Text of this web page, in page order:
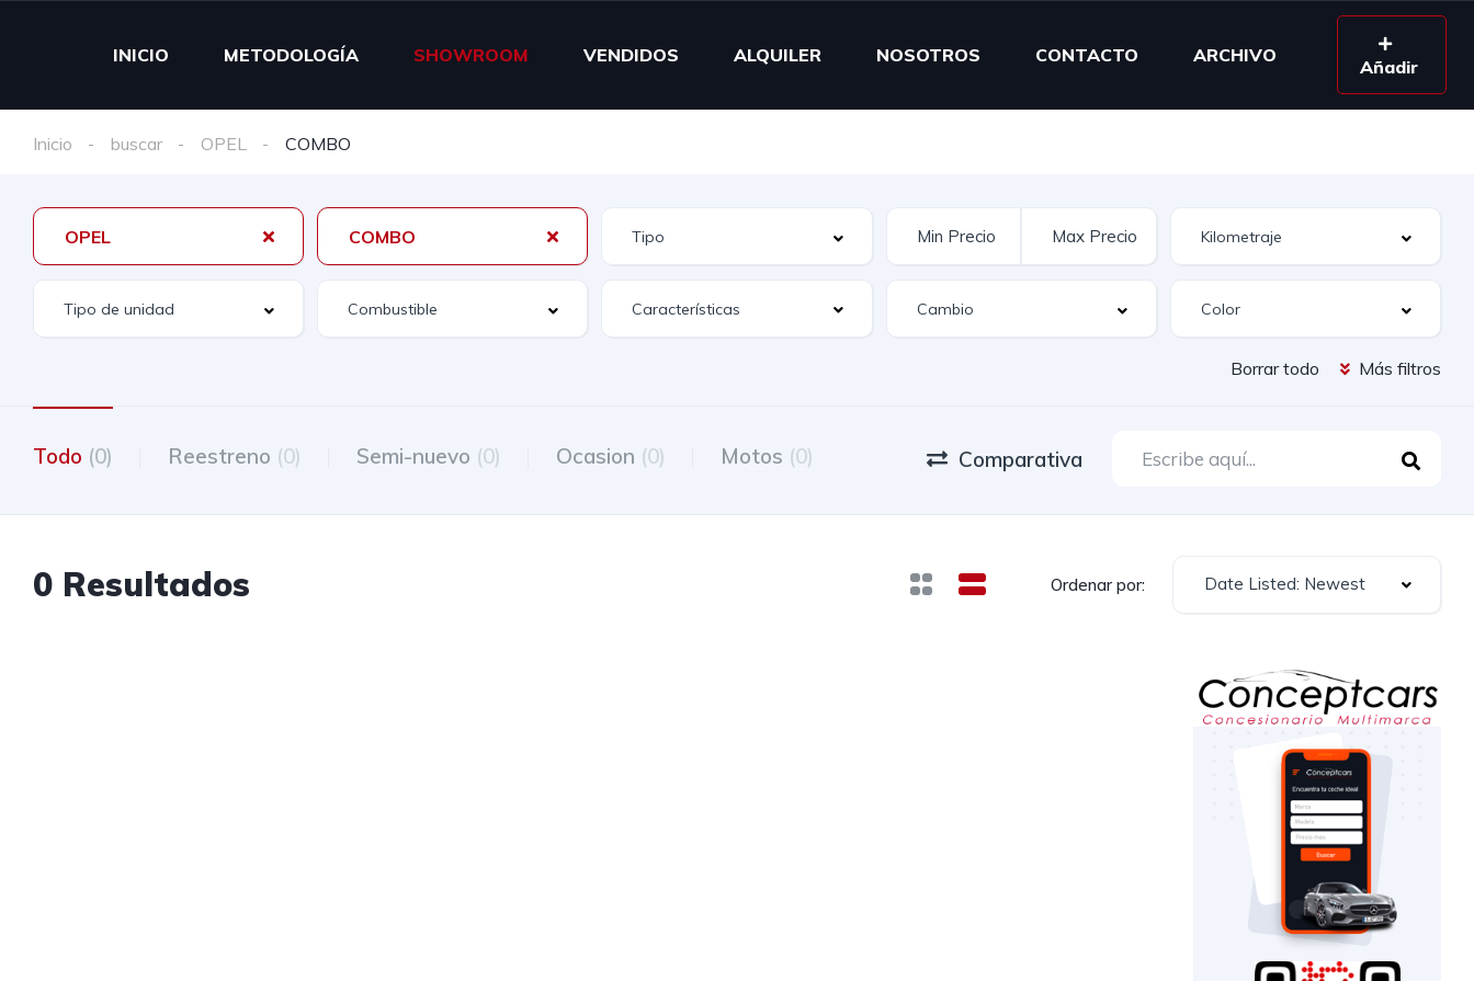
INICIO METODOLOGÍA SHOWROOM VENDIDOS ALQUILER NOSOTROS CONTACTO ARCHIVO
Añadir
Inicio buscar OPEL COMBO
OPEL COMBO
Características
Borrar todo Más filtros
Todo (0) Reestreno (0) Semi-nuevo (0) Ocasion (0) Motos (0) Comparativa
0 Resultados Ordenar por: Date Listed: Newest